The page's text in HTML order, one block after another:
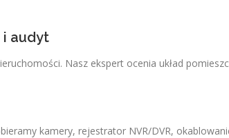
i audyt
Nasz ekspert ocenia układ
kamery, rejestrator NVR/DVR,